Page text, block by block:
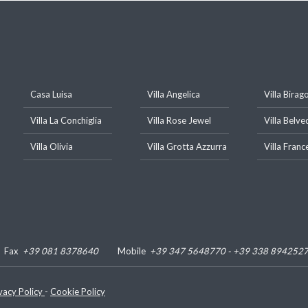
Casa Luisa Villa Angelica Villa
Villa La Conchiglia Villa Rose Jewel Villa
Villa Olivia Villa Grotta Azzurra Villa
Fax +39 081 8378640 Mobile +39 347 5648770 - +39 338 8942527
Policy - Cookie Policy